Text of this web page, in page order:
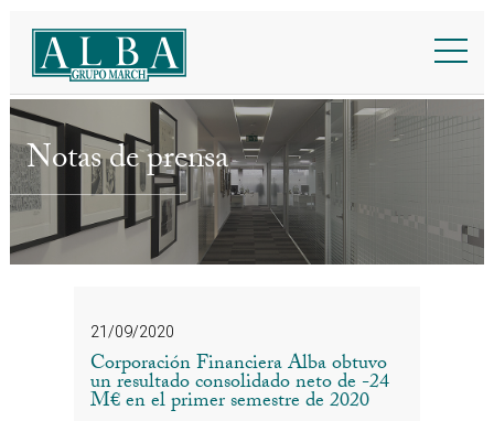
Notas de prensa
21/09/2020
Corporación Financiera Alba obtuvo
un resultado consolidado neto de -24
M€ en el primer semestre de 2020